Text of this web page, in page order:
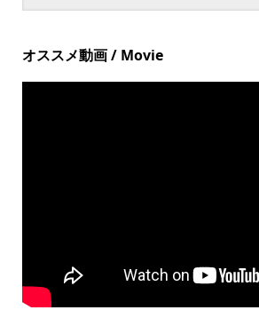
オススメ動画 / Movie